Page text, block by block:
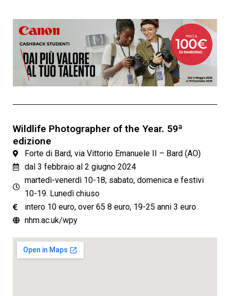
Wildlife Photographer of the Year. 59ª
edizione
Forte di Bard, via Vittorio Emanuele II – Bard (AO)
dal 3 febbraio al 2 giugno 2024
martedì-venerdì 10-18; sabato, domenica e festivi
10-19. Lunedì chiuso
intero 10 euro, over 65 8 euro, 19-25 anni 3 euro
nhm.ac.uk/wpy